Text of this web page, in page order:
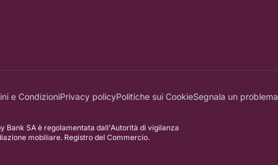
e CondizioniPrivacy policyPolitiche sui CookieSegnala un problema
Bank SA è regolamentata dall'Autorità di vigilanza
mobiliare. Registro del Commercio.